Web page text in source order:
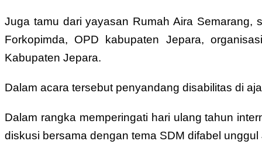
Juga tamu dari yayasan Rumah Aira Semarang,
Forkopimda, OPD kabupaten Jepara,
Kabupaten Jepara.
Dalam acara tersebut penyandang disabilitas di
Dalam rangka memperingati hari ulang tahun
diskusi bersama dengan tema SDM difabel